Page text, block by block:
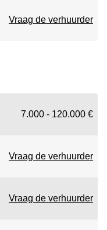
Vraag de verhuurder
7.000 - 120.000 €
Vraag de verhuurder
Vraag de verhuurder